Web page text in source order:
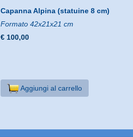
Capanna Alpina (statuine 8 cm)
Formato 42x21x21 cm
€ 100,00
Aggiungi al carrello